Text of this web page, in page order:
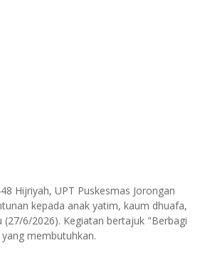
Hijriyah, UPT Puskesmas Jorongan
kepada anak yatim, kaum dhuafa,
(27/6/2026). Kegiatan bertajuk "Berbagi
membutuhkan.